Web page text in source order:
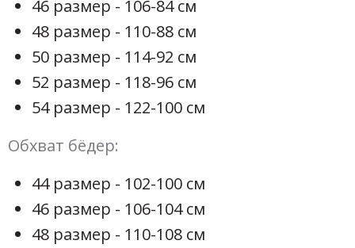
46 размер - 106-84 см
48 размер - 110-88 см
50 размер - 114-92 см
52 размер - 118-96 см
54 размер - 122-100 см
Обхват бёдер:
44 размер - 102-100 см
46 размер - 106-104 см
48 размер - 110-108 см